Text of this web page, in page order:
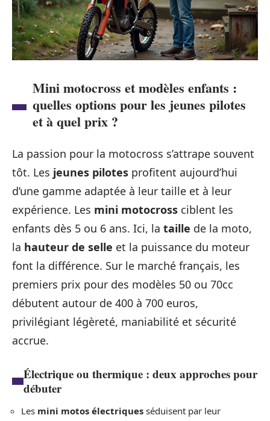
Mini motocross et modèles enfants :
quelles options pour les jeunes pilotes
et à quel prix ?
La passion pour la motocross s’attrape souvent
tôt. Les jeunes pilotes profitent aujourd’hui
d’une gamme adaptée à leur taille et à leur
expérience. Les mini motocross ciblent les
enfants dès 5 ou 6 ans. Ici, la taille de la moto,
la hauteur de selle et la puissance du moteur
font la différence. Sur le marché français, les
premiers prix pour des modèles 50 ou 70cc
débutent autour de 400 à 700 euros,
privilégiant légèreté, maniabilité et sécurité
accrue.
Électrique ou thermique : deux approches pour
débuter
Les mini motos électriques séduisent par leur